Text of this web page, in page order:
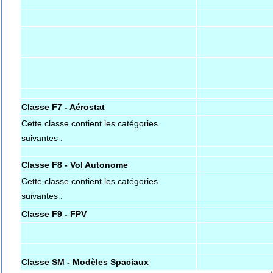
Classe F7 - Aérostat
Cette classe contient les catégories
suivantes :
Classe F8 - Vol Autonome
Cette classe contient les catégories
suivantes :
Classe F9 - FPV
Classe SM - Modèles Spaciaux